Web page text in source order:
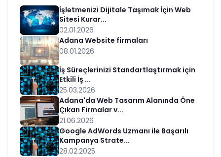
İşletmenizi Dijitale Taşımak İçin Web
Sitesi Kurar...
02.01.2026
Adana Website firmaları
08.01.2026
İş Süreçlerinizi Standartlaştırmak için
Etkili İş ...
25.03.2026
Adana'da Web Tasarım Alanında Öne
Çıkan Firmalar v...
21.06.2026
Google AdWords Uzmanı ile Başarılı
Kampanya Strate...
28.02.2025